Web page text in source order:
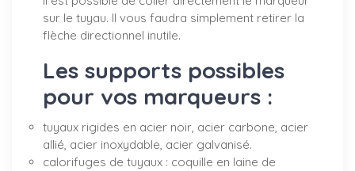
sur le tuyau. Il vous faudra simplement retirer la
flèche directionnel inutile.
Les supports possibles
pour vos marqueurs :
tuyaux rigides en acier noir, acier carbone, acier
allié, acier inoxydable, acier galvanisé.
calorifuges de tuyaux : coquille en laine de